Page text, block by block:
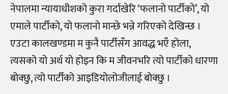
नेपालमा न्यायाधीशको कुरा गर्दाखेरि ‘फलानो पार्टीको’, यो
एमाले पार्टीको, यो फलानो मान्छे भन्ने गरिएको देखिन्छ ।
एउटा कालखण्डमा म कुनै पार्टीसँग आवद्ध भएँ होला,
त्यसको यो अर्थ यो होइन कि म जीवनभरि त्यो पार्टीको धारणा
बोक्छु, त्यो पार्टीको आइडियोलोजीलाई बोक्छु ।